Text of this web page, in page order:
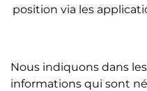
position via les
Nous indiquons dans
informations qui sont